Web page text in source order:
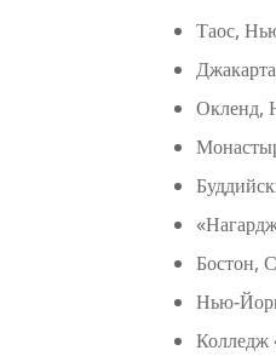
Таос,
Окленд,
Бостон,
Нью-